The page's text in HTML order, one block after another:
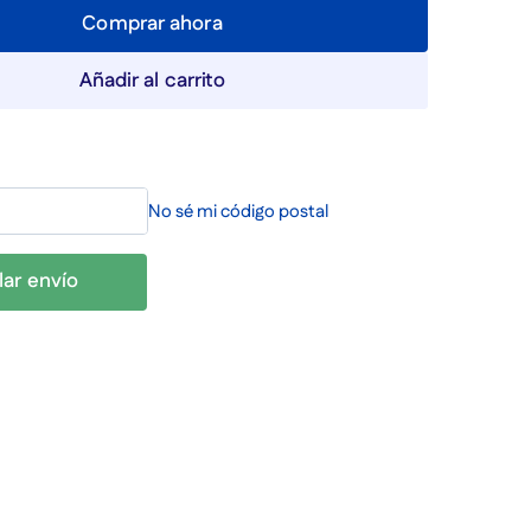
Comprar ahora
Añadir al carrito
No sé mi código postal
envío